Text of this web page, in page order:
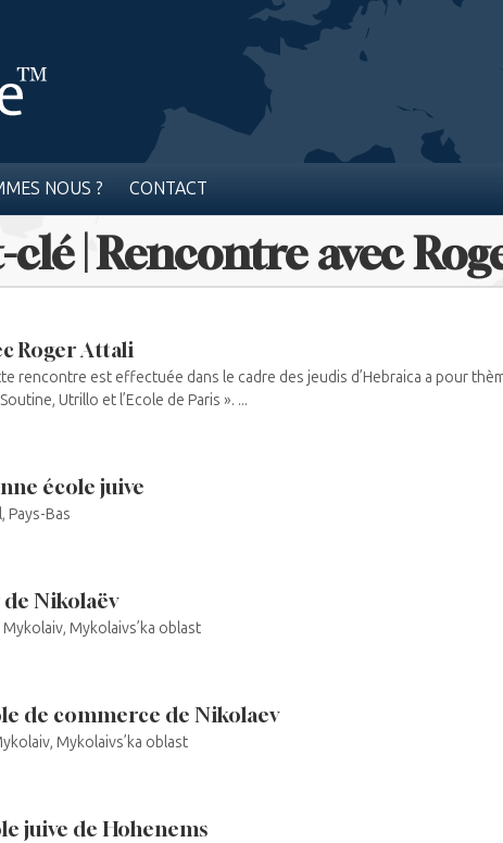
NOUS ? CONTACT
| Rencontre avec
Roger Attali
rencontre est effectuée dans le cadre des jeudis d’Hebraica a pour
Utrillo et l’Ecole de Paris ». ...
école juive
Pays-Bas
Nikolaëv
Mykolaivs’ka oblast
de commerce de Nikolaev
Mykolaivs’ka oblast
juive de Hohenems